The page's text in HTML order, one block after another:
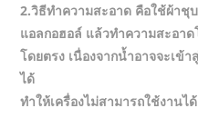
2.วิธีทำความสะอาด คือใช้ผ้าชุ
แอลกอฮอล์ แล้วทำความสะอา
โดยตรง เนื่องจากน้ำอาจจะเข้
ได้
ทำให้เครื่องไม่สามารถใช้งานได้